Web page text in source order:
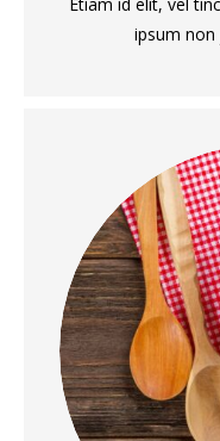
ipsum non